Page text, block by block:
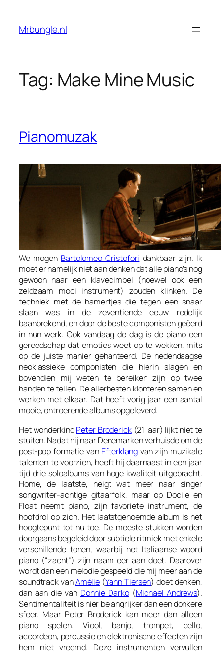
Mrbungle.nl
Tag: Make Mine Music
Pianomuzak
We mogen Bartolomeo Cristofori dankbaar zijn. Ik
moet er namelijk niet aan denken dat alle piano’s nog
gewoon naar een klavecimbel (hoewel ook een
zeldzaam mooi instrument) zouden klinken. De
techniek met de hamertjes die tegen een snaar
slaan was in de zeventiende eeuw redelijk
baanbrekend, en door de beste componisten geëerd
in hun werk. Ook vandaag de dag is de piano een
gereedschap dat emoties weet op te wekken, mits
op de juiste manier gehanteerd. De hedendaagse
neoklassieke componisten die hierin slagen en
bovendien mij weten te bereiken zijn op twee
handen te tellen. De allerbesten klonteren samen en
werken met elkaar. Dat heeft vorig jaar een aantal
mooie, ontroerende albums opgeleverd.
Het wonderkindPeter Broderick(21 jaar) lijkt niet te
stuiten. Nadat hij naar Denemarken verhuisde om de
post-pop formatie van Efterklang van zijn muzikale
talenten te voorzien, heeft hij daarnaast in een jaar
tijd drie soloalbums van hoge kwaliteit uitgebracht.
Home, de laatste, neigt wat meer naar singer
songwriter-achtige gitaarfolk, maar op Docileen
Floatneemt piano, zijn favoriete instrument, de
hoofdrol op zich. Het laatstgenoemde album is het
hoogtepunt tot nu toe. De meeste stukken worden
doorgaans begeleid door subtiele ritmiek met enkele
verschillende tonen, waarbij het Italiaanse woord
piano (“zacht”) zijn naam eer aan doet. Daarover
wordt dan een melodie gespeeld die mij meer aan de
soundtrack vanAmélie (Yann Tiersen) doet denken,
dan aan die van Donnie Darko(Michael Andrews).
Sentimentaliteit is hier belangrijker dan een donkere
sfeer. Maar Peter Broderick kan meer dan alleen
piano spelen. Viool, banjo, trompet, cello,
accordeon, percussie en elektronische effecten zijn
hem niet vreemd. Deze instrumenten vervullen